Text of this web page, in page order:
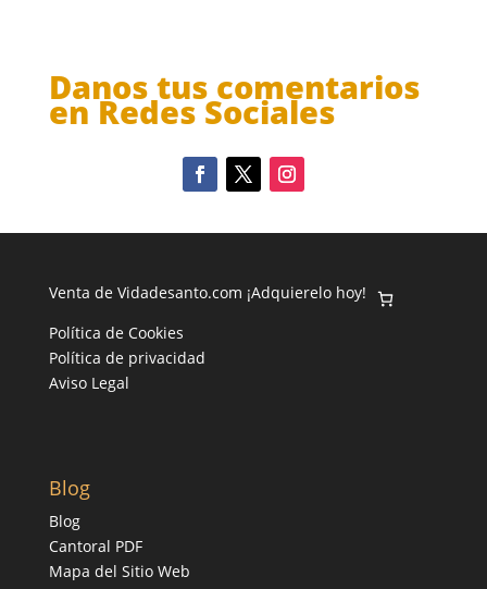
Danos tus comentarios
en Redes Sociales
Venta de Vidadesanto.com ¡Adquierelo hoy!
Política de Cookies
Política de privacidad
Aviso Legal
Blog
Blog
Cantoral PDF
Mapa del Sitio Web